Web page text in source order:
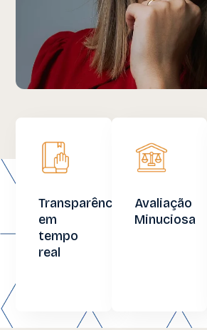
Transparência
em
tempo
real
Avaliação
Minuciosa